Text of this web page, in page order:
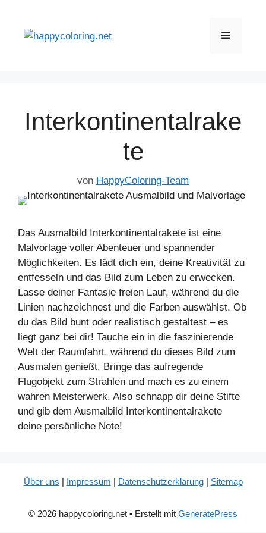
springen
Menü
Interkontinentalrake
te
von HappyColoring-Team
Das Ausmalbild Interkontinentalrakete ist eine
Malvorlage voller Abenteuer und spannender
Möglichkeiten. Es lädt dich ein, deine Kreativität zu
entfesseln und das Bild zum Leben zu erwecken.
Lasse deiner Fantasie freien Lauf, während du die
Linien nachzeichnest und die Farben auswählst. Ob
du das Bild bunt oder realistisch gestaltest – es
liegt ganz bei dir! Tauche ein in die faszinierende
Welt der Raumfahrt, während du dieses Bild zum
Ausmalen genießt. Bringe das aufregende
Flugobjekt zum Strahlen und mach es zu einem
wahren Meisterwerk. Also schnapp dir deine Stifte
und gib dem Ausmalbild Interkontinentalrakete
deine persönliche Note!
Über uns | Impressum | Datenschutzerklärung| Sitemap
© 2026 happycoloring.net • Erstellt mit GeneratePress